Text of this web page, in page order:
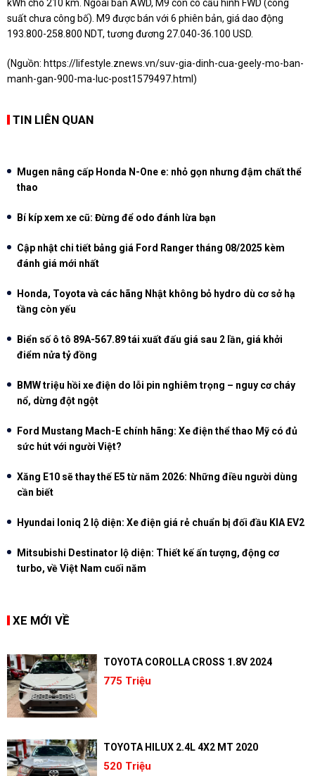
kWh cho 210 km. Ngoài bản AWD, M9 còn có cấu hình FWD (công
suất chưa công bố). M9 được bán với 6 phiên bản, giá dao động
193.800-258.800 NDT, tương đương 27.040-36.100 USD
(Nguồn: https://lifestyle.znews.vn/suv-gia-dinh-cua-geely-mo-ban-
manh-gan-900-ma-luc-post1579497.html )
TIN LIÊN QUAN
Mugen nâng cấp Honda N-One e: nhỏ gọn nhưng đậm chất thể
thao
Bí kíp xem xe cũ: Đừng để odo đánh lừa bạn
Cập nhật chi tiết bảng giá Ford Ranger tháng 08/2025 kèm
đánh giá mới nhất
Honda, Toyota và các hãng Nhật không bỏ hydro dù cơ sở hạ
tầng còn yếu
Biển số ô tô 89A-567.89 tái xuất đấu giá sau 2 lần, giá khởi
điểm nửa tỷ đồng
BMW triệu hồi xe điện do lỗi pin nghiêm trọng – nguy cơ cháy
nổ, dừng đột ngột
Ford Mustang Mach-E chính hãng: Xe điện thể thao Mỹ có đủ
sức hút với người Việt?
Xăng E10 sẽ thay thế E5 từ năm 2026: Những điều người dùng
cần biết
Hyundai Ioniq 2 lộ diện: Xe điện giá rẻ chuẩn bị đối đầu KIA EV2
Mitsubishi Destinator lộ diện: Thiết kế ấn tượng, động cơ
turbo, về Việt Nam cuối năm
XE MỚI VỀ
TOYOTA COROLLA CROSS 1.8V 2024
775 Triệu
TOYOTA HILUX 2.4L 4X2 MT 2020
520 Triệu